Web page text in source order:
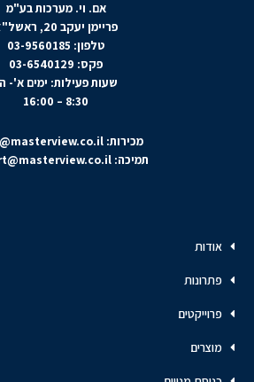
אם. וי. מערכות בע"מ
פריימן יעקב 20, ראשל"צ
טלפון: 03-9560185
פקס: 03-6540129
שעות פעילות: ימים א'-
8:30 – 16:00
מכירות:
תמיכה:
אודות
פתרונות
פרוייקטים
מוצרים